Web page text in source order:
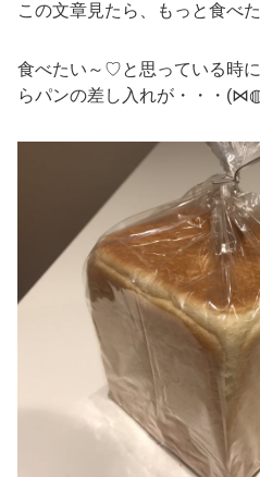
この文章見たら、もっと食べ
食べたい～♡と思っている時
らパンの差し入れが・・・